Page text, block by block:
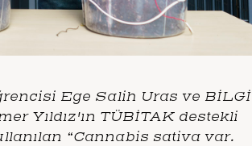
Ege Salih Uras ve BİLGİ
Yıldız'ın TÜBİTAK destekli
“Cannabis sativa var.